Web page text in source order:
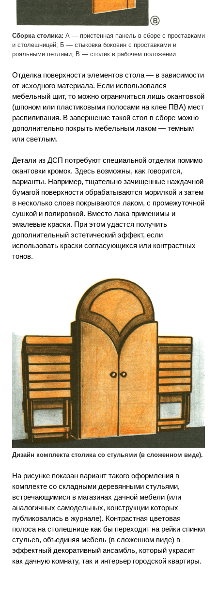
Сборка столика: А — пристенная панель в сборе с проставками
и столешницей; Б — стыковка боковин с проставками и
рояльными петлями; В — столик в рабочем положении.
Отделка поверхности элементов стола — в зависимости
от исходного материала. Если использовался
мебельный щит, то можно ограничиться лишь окантовкой
(шпоном или пластиковыми полосами на клее ПВА) мест
распиливания. В завершение такой стол в сборе можно
дополнительно покрыть мебельным лаком — темным
или светлым.
Детали из ДСП потребуют специальной отделки помимо
окантовки кромок. Здесь возможны, как говорится,
варианты. Например, тщательно зачищенные наждачной
бумагой поверхности обрабатываются морилкой и затем
в несколько слоев покрываются лаком, с промежуточной
сушкой и полировкой. Вместо лака применимы и
эмалевые краски. При этом удастся получить
дополнительный эстетический эффект, если
использовать краски согласующихся или контрастных
тонов.
Дизайн комплекта столика со стульями (в сложенном виде).
На рисунке показан вариант такого оформления в
комплекте со складными деревянными стульями,
встречающимися в магазинах дачной мебели (или
аналогичных самодельных, конструкции которых
публиковались в журнале). Контрастная цветовая
полоса на столешнице как бы переходит на рейки спинки
стульев, объединяя мебель (в сложенном виде) в
эффектный декоративный ансамбль, который украсит
как дачную комнату, так и интерьер городской квартиры.